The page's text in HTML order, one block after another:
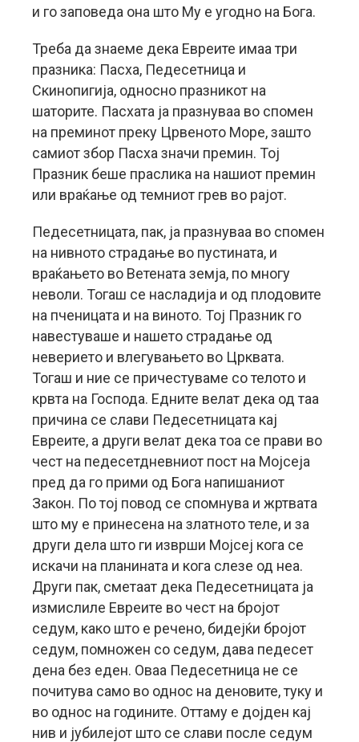
и го заповеда она што Му е угодно на Бога.
Треба да знаеме дека Евреите имаа три
празника: Пасха, Педесетница и
Скинопигија, односно празникот на
шаторите. Пасхата ја празнуваа во спомен
на преминот преку Црвеното Море, зашто
самиот збор Пасха значи премин. Тој
Празник беше праслика на нашиот премин
или враќање од темниот грев во рајот.
Педесетницата, пак, ја празнуваа во спомен
на нивното страдање во пустината, и
враќањето во Ветената земја, по многу
неволи. Тогаш се насладија и од плодовите
на пченицата и на виното. Тој Празник го
навестуваше и нашето страдање од
неверието и влегувањето во Црквата.
Тогаш и ние се причестуваме со телото и
крвта на Господа. Едните велат дека од таа
причина се слави Педесетницата кај
Евреите, а други велат дека тоа се прави во
чест на педесетдневниот пост на Мојсеја
пред да го прими од Бога напишаниот
Закон. По тој повод се спомнува и жртвата
што му е принесена на златното теле, и за
други дела што ги изврши Мојсеј кога се
искачи на планината и кога слезе од неа.
Други пак, сметаат дека Педесетницата ја
измислиле Евреите во чест на бројот
седум, како што е речено, бидејќи бројот
седум, помножен со седум, дава педесет
дена без еден. Оваа Педесетница не се
почитува само во однос на деновите, туку и
во однос на годините. Оттаму е дојден кај
нив и јубилејот што се слави после седум